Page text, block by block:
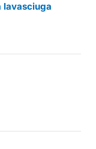
lavasciuga